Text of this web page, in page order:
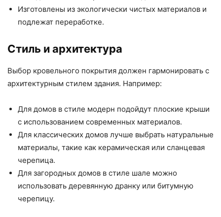
Изготовлены из экологически чистых материалов и
подлежат переработке.
Стиль и архитектура
Выбор кровельного покрытия должен гармонировать с
архитектурным стилем здания. Например:
Для домов в стиле модерн подойдут плоские крыши
с использованием современных материалов.
Для классических домов лучше выбрать натуральные
материалы, такие как керамическая или сланцевая
черепица.
Для загородных домов в стиле шале можно
использовать деревянную дранку или битумную
черепицу.